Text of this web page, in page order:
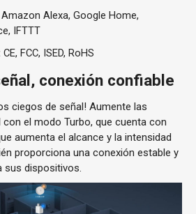
Amazon Alexa, Google Home,
IFTTT
CE, FCC, ISED, RoHS
conexión confiable
ciegos de señal! Aumente las
el modo Turbo, que cuenta con
aumenta el alcance y la intensidad
proporciona una conexión estable y
sus dispositivos.